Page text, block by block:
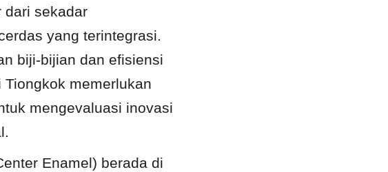
dari sekadar
yang terintegrasi.
biji-bijian dan efisiensi
memerlukan
mengevaluasi inovasi
Enamel) berada di